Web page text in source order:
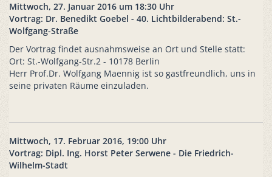
Mittwoch, 27. Januar 2016 um 18:30 Uhr
Vortrag: Dr. Benedikt Goebel - 40. Lichtbilderabend: St.-
Wolfgang-Straße
Der Vortrag findet ausnahmsweise an Ort und Stelle statt:
Ort: St.-Wolfgang-Str.2 - 10178 Berlin
Herr Prof.Dr. Wolfgang Maennig ist so gastfreundlich, uns in
seine privaten Räume einzuladen.
Mittwoch, 17. Februar 2016, 19:00 Uhr
Vortrag: Dipl. Ing. Horst Peter Serwene - Die Friedrich-
Wilhelm-Stadt